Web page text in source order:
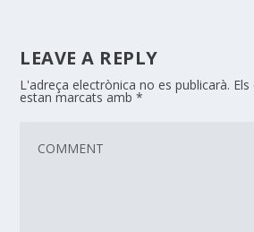
LEAVE A REPLY
L'adreça electrònica no es publicarà.
estan marcats amb*